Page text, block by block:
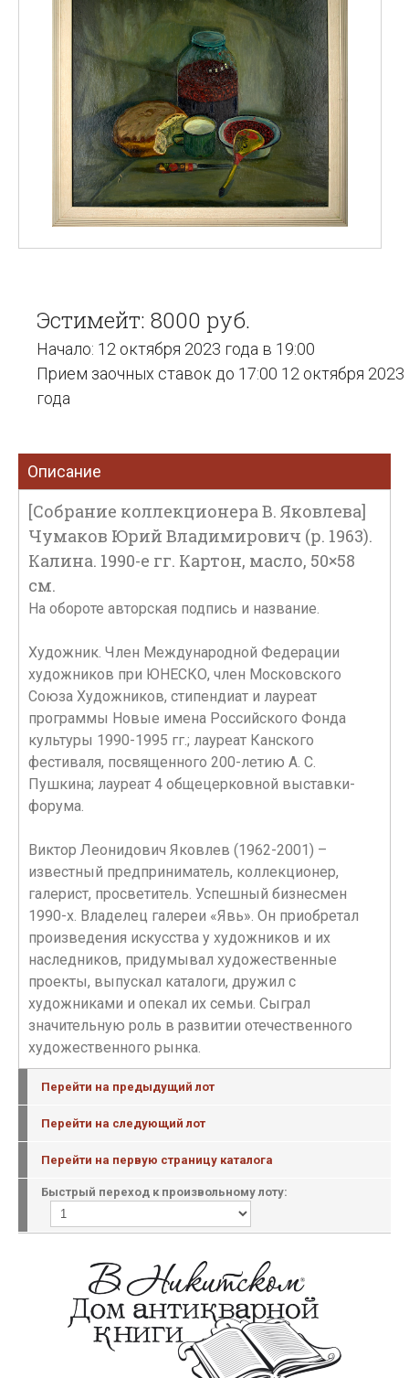
Эстимейт: 8000 руб.
Начало: 12 октября 2023 года в 19:00
Прием заочных ставок до 17:00 12 октября 2023
года
Описание
[Собрание коллекционера В. Яковлева]
Чумаков Юрий Владимирович (р. 1963).
Калина. 1990-е гг. Картон, масло, 50×58
см.
На обороте авторская подпись и название.
Художник. Член Международной Федерации
художников при ЮНЕСКО, член Московского
Союза Художников, стипендиат и лауреат
программы Новые имена Российского Фонда
культуры 1990-1995 гг.; лауреат Канского
фестиваля, посвященного 200-летию А. С.
Пушкина; лауреат 4 общецерковной выставки-
форума.
Виктор Леонидович Яковлев (1962-2001) –
известный предприниматель, коллекционер,
галерист, просветитель. Успешный бизнесмен
1990-х. Владелец галереи «Явь». Он приобретал
произведения искусства у художников и их
наследников, придумывал художественные
проекты, выпускал каталоги, дружил с
художниками и опекал их семьи. Сыграл
значительную роль в развитии отечественного
художественного рынка.
Перейти на предыдущий лот
Перейти на следующий лот
Перейти на первую страницу каталога
Быстрый переход к произвольному лоту: